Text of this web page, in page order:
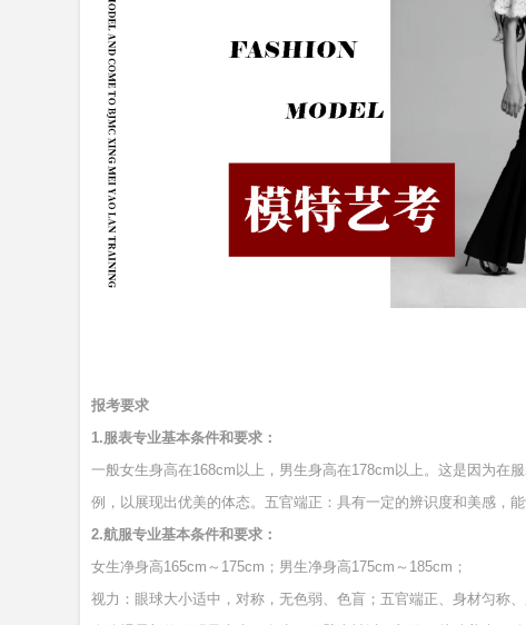
报考要求
1.服表专业基本条件和要求：
一般女生身高在168cm以上，男生身高在178cm以上。这是因为在
例，以展现出优美的体态。五官端正：具有一定的辨识度和美感，能
2.航服专业基本条件和要求：
女生净身高165cm～175cm； 男生净身高175cm～185cm；
视力：眼球大小适中，对称，无色弱、色盲；五官端正、身材匀称、